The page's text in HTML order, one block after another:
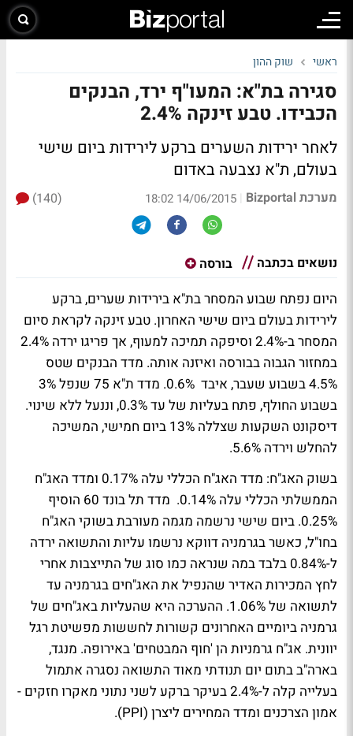
ראשי שוק ההון
סגירה בת"א: המעו"ף ירד, הבנקים
הכבידו. טבע זינקה 2.4%
לאחר ירידות השערים ברקע לירידות ביום שישי
בעולם, ת"א נצבעה באדום
מערכת Bizportal |
14/06/2015 18:02
(140)
נושאים בכתבה בורסה
היום נפתח שבוע המסחר בת"א בירידות שערים, ברקע
לירידות בעולם ביום שישי האחרון. טבע זינקה לקראת סיום
המסחר ב-2.4% וסיפקה תמיכה למעוף, אך פריגו ירדה 2.4%
במחזור הגבוה בבורסה ואיזנה אותה. מדד הבנקים שטס
4.5% בשבוע שעבר, איבד 0.6%. מדד ת"א 75 שנפל 3%
בשבוע החולף, פתח בעליות של עד 0.3%, וננעל ללא שינוי.
דיסקונט השקעות שצללה 13% ביום חמישי, המשיכה
להחלש וירדה 5.6%.
בשוק האג"ח:
מדד האג"ח הכללי עלה 0.17% ומדד האג"ח
הממשלתי הכללי עלה 0.14%. מדד תל בונד 60 הוסיף
0.25%. ביום שישי נרשמה מגמה מעורבת בשוקי האג"ח
בחו"ל, כאשר בגרמניה דווקא נרשמו עליות והתשואה ירדה
ל-0.84% בלבד במה שנראה כמו סוג של התייצבות אחרי
לחץ המכירות האדיר שהנפיל את האג"חים בגרמניה עד
לתשואה של 1.06%. ההערכה היא שהעליות באג"חים של
גרמניה ביומיים האחרונים קשורות לחששות מפשיטת רגל
יוונית. אג"ח גרמניות הן 'חוף המבטחים' באירופה. מנגד,
בארה"ב בתום יום תנודתי מאוד התשואה נסגרה אתמול
בעלייה קלה ל-2.4% בעיקר ברקע לשני נתוני מאקרו חזקים -
אמון הצרכנים ומדד המחירים ליצרן (PPI).